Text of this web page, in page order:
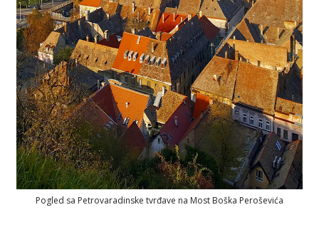
Pogled sa Petrovaradinske tvrđave na Most Boška Peroševića